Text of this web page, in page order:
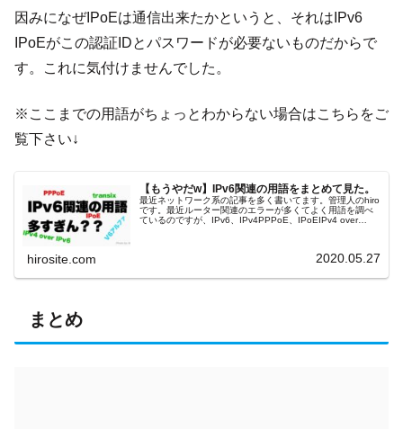
因みになぜIPoEは通信出来たかというと、それはIPv6
IPoEがこの認証IDとパスワードが必要ないものだからで
す。これに気付けませんでした。
※ここまでの用語がちょっとわからない場合はこちらをご
覧下さい↓
【もうやだw】IPv6関連の用語をまとめて見た。
最近ネットワーク系の記事を多く書いてます。管理人のhiro
です。最近ルーター関連のエラーが多くてよく用語を調べ
ているのですが、IPv6、IPv4PPPoE、IPoEIPv4 over
hirosite.com 2020.05.27
まとめ